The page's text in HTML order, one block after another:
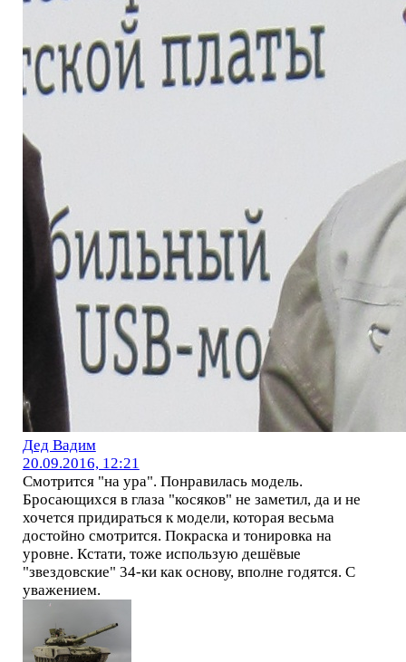
Дед Вадим
20.09.2016, 12:21
Смотрится "на ура". Понравилась модель.
Бросающихся в глаза "косяков" не заметил, да и не
хочется придираться к модели, которая весьма
достойно смотрится. Покраска и тонировка на
уровне. Кстати, тоже использую дешёвые
"звездовские" 34-ки как основу, вполне годятся. С
уважением.